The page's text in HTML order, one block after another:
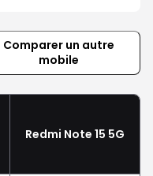
Comparer un autre
mobile
Redmi Note 15 5G